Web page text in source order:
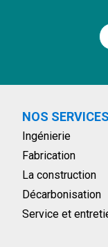
NOS SERVICES
Ingénierie
Fabrication
La construction
Décarbonisation
Service et